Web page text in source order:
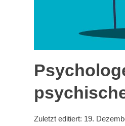
Zuletzt editiert: 19.